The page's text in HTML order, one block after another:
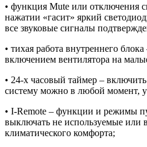
• функция Mute или отключения
нажатии «гасит» яркий
все звуковые сигналы
• тихая работа внутреннего
включением вентилятора на
• 24-х часовый таймер –
систему можно в любой момент,
• I-Remote – функции и режимы
выключать не используемые
климатического комфорта;